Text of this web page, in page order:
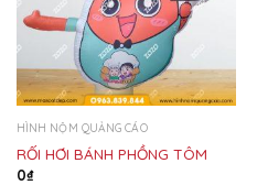
HÌNH NỘM QUẢNG CÁO
RỐI HƠI BÁNH PHỒNG TÔM
0₫